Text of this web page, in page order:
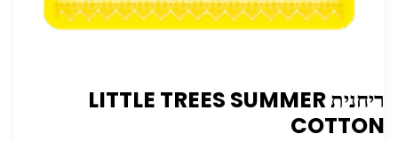
ריחנית LITTLE TREES SUMMER
COTTON